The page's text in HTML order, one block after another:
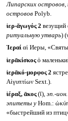
Липарских островов,
острововPolyb.
ἱερ-ᾰγωγός 2 везущий
ритуальную утварь)
Ἱεραί αἱ Иеры,
ἱερᾱκίσκοςὁ
ἱερᾱκό-μορφος 2
Αἰγυπτίων Sext.).
ἱέραξ, ᾱκος(ῐ),эп.-ион.
эпитеты уHom.:
«быстрейший из